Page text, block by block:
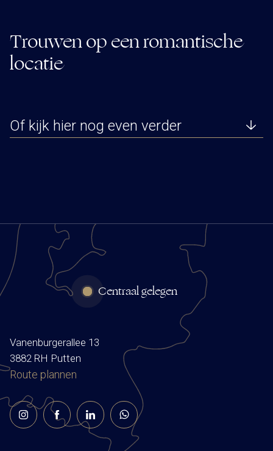
Trouwen op een romantische
locatie
Of kijk hier nog even verder
Centraal gelegen
Vanenburgerallee 13
3882 RH Putten
Route plannen